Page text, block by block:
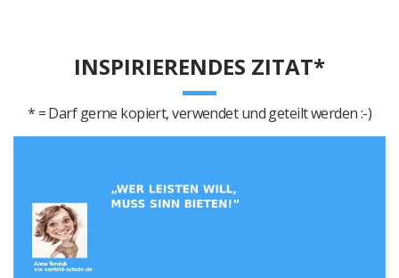
INSPIRIERENDES ZITAT*
* = Darf gerne kopiert, verwendet und geteilt werden :-)